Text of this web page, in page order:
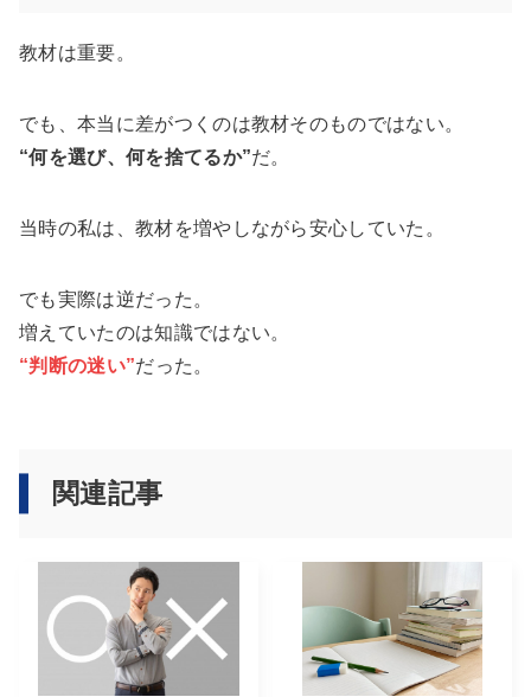
教材は重要。
でも、本当に差がつくのは教材そのものではない。
“何を選び、何を捨てるか”だ。
当時の私は、教材を増やしながら安心していた。
でも実際は逆だった。
増えていたのは知識ではない。
“判断の迷い”だった。
関連記事